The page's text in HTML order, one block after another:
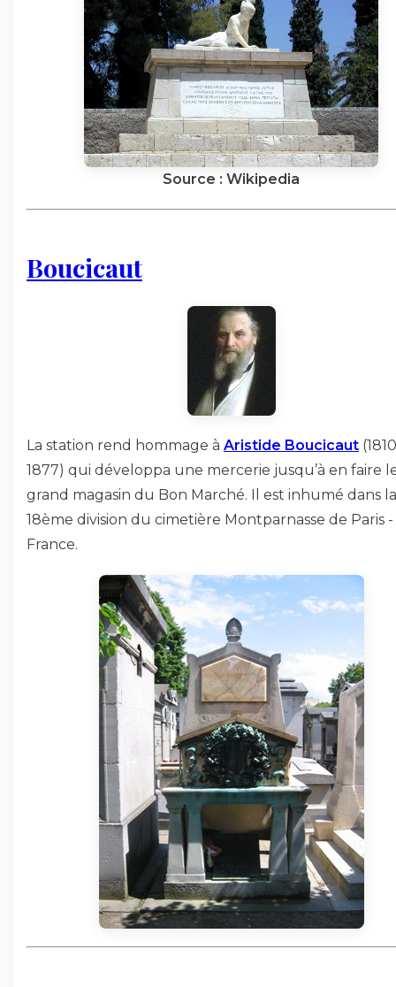
Source : Wikipedia
Boucicaut
La station rend hommage à Aristide Boucicaut
1877) qui développa une mercerie jusqu’à en faire
grand magasin du Bon Marché. Il est inhumé dans la
18ème division du cimetière Montparnasse de Paris -
France.